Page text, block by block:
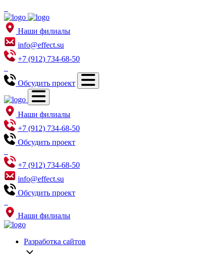
Наши филиалы
info@effect.su
+7 (912) 734-68-50
Обсудить проект
Наши филиалы
+7 (912) 734-68-50
Обсудить проект
+7 (912) 734-68-50
info@effect.su
Обсудить проект
Наши филиалы
Разработка сайтов